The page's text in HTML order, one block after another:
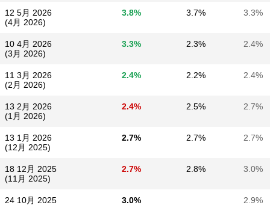
12 5月 2026
(4月 2026)
3.8% 3.7% 3.3%
10 4月 2026
(3月 2026)
3.3% 2.3% 2.4%
11 3月 2026
(2月 2026)
2.4% 2.2% 2.4%
13 2月 2026
(1月 2026)
2.4% 2.5% 2.7%
13 1月 2026
(12月 2025)
2.7% 2.7% 2.7%
18 12月 2025
(11月 2025)
2.7% 2.8% 3.0%
24 10月 2025 3.0% 2.9%